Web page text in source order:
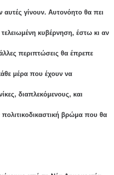
αυτές γίνουν. Αυτονόητο θα πει
τελειωμένη κυβέρνηση, έστω κι αν
περιπτώσεις θα έπρεπε
μέρα που έχουν να
διαπλεκόμενους, και
βρώμα που θα